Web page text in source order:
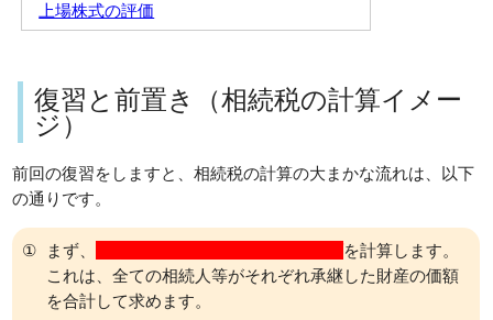
上場株式の評価
復習と前置き（相続税の計算イメー
ジ）
前回の復習をしますと、相続税の計算の大まかな流れは、以下
の通りです。
① まず、 亡くなった人が残した財産の価額を計算します。
これは、全ての相続人等がそれぞれ承継した財産の価額
を合計して求めます。